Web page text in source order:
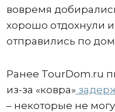
вовремя
хорошо отдохнули
отправились по
Ранее TourDom.ru
из-за «ковра»
– некоторые не